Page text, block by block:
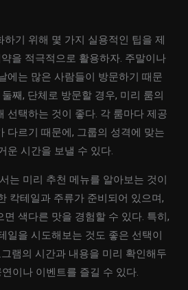
하기 위해 몇 가지 실용적인 팁을 제
을 적극적으로 활용하자. 주말이나
에는 많은 사람들이 방문하기 때문
째, 단체로 방문할 경우, 미리 룸의
선택하는 것이 좋다. 각 룸마다 제공
다르기 때문에, 그룹의 성격에 맞는
운 시간을 보낼 수 있다.
는 미리 추천 메뉴를 알아보는 것이
칵테일과 주류가 준비되어 있으며,
색다른 맛을 경험할 수 있다. 특히,
일을 시도해보는 것도 좋은 선택이
램의 시간과 내용을 미리 확인해두
이나 이벤트를 즐길 수 있다.